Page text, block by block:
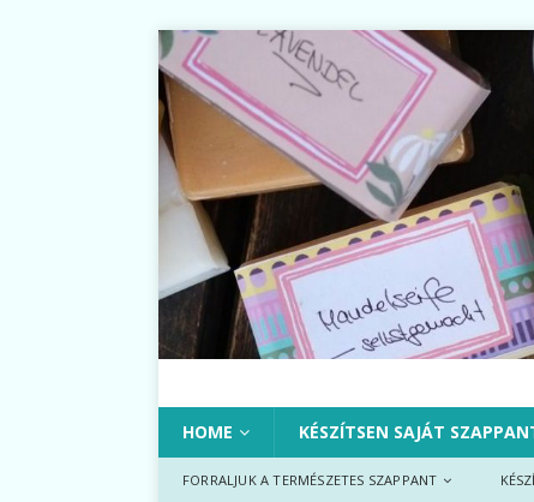
HOME KÉSZÍTSEN SAJÁT
FORRALJUK A TERMÉSZETES SZAPPANT